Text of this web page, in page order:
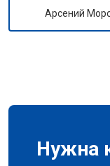
Арсений
Нужна